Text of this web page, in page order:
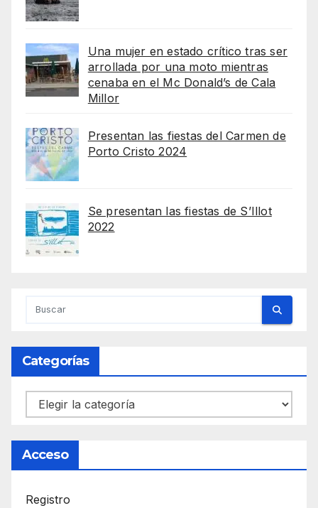
Una mujer en estado crítico tras ser
arrollada por una moto mientras
cenaba en el Mc Donald’s de Cala
Millor
Presentan las fiestas del Carmen de
Porto Cristo 2024
Se presentan las fiestas de S’Illot
2022
Categorías
Categorías
Acceso
Registro